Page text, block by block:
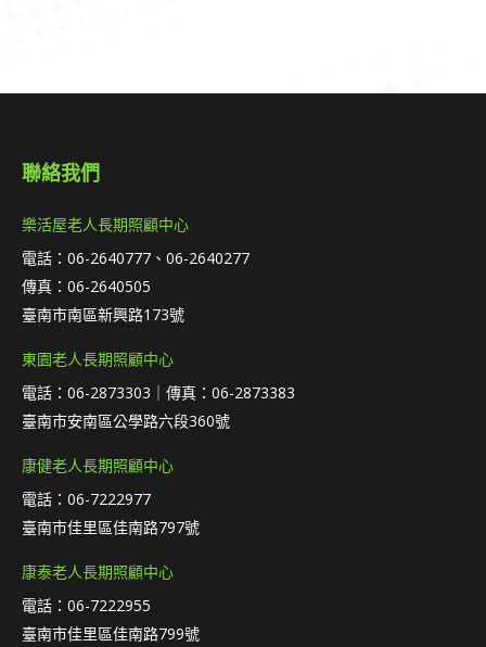
聯絡我們
樂活屋老人長期照顧中心
電話：06-2640777、06-2640277
傳真：06-2640505
臺南市南區新興路173號
東園老人長期照顧中心
電話：06-2873303｜傳真：06-2873383
臺南市安南區公學路六段360號
康健老人長期照顧中心
電話：06-7222977
臺南市佳里區佳南路797號
康泰老人長期照顧中心
電話：06-7222955
臺南市佳里區佳南路799號